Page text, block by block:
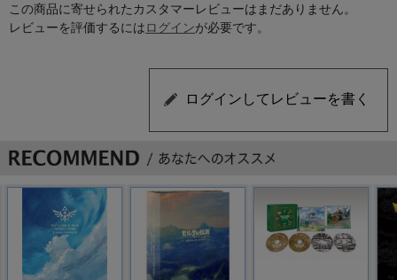
この商品に寄せられたカスタマーレビューはまだありません。
レビューを評価するにはログインが必要です。